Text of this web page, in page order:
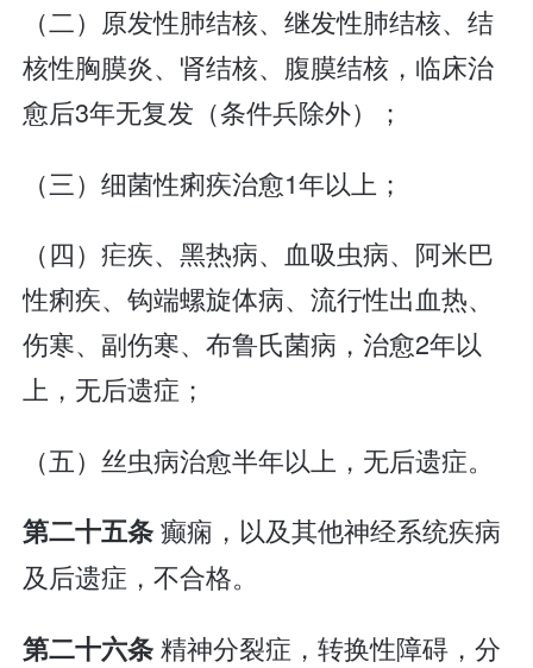
（二）原发性肺结核、继发性肺结核、结
核性胸膜炎、肾结核、腹膜结核，临床治
愈后3年无复发（条件兵除外）；
（三）细菌性痢疾治愈1年以上；
（四）疟疾、黑热病、血吸虫病、阿米巴
性痢疾、钩端螺旋体病、流行性出血热、
伤寒、副伤寒、布鲁氏菌病，治愈2年以
上，无后遗症；
（五）丝虫病治愈半年以上，无后遗症。
第二十五条癫痫，以及其他神经系统疾病
及后遗症，不合格。
第二十六条精神分裂症，转换性障碍，分